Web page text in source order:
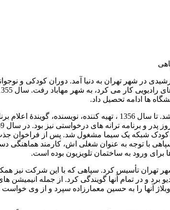
(فرشته) سپاهی با نام کامل تاج الملوک سپاهی راد در 14 خرداد سال 1336 خورشیدی در شهر تهران به دنیا آمد. دوران
ها ادامه تحصیل داد.
پس از امتحان صدا و تصویر و مصاحبه، در سال 1354 کارمند صدا و سیمای مرکز مهاباد شد. تا سال 1356 ، تهیه کننده، نویسنده،
در مرخصی بود و سپس در گروه کودک شبکه یک سیما مشغول شد. پس از فراخوان
ورود به ساختمان تلویزیون بوده است.
شهر تهران تأسیس کرد. سپاهی که با این شرکت نیز
برد و در تمام آنها گویندگی کرد. از جمله انیمیشن
آنها را به حسین معمارزاده سپرد و از وی خواست